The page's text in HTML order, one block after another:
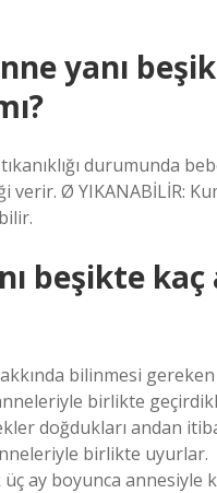
yanı beşik
durumunda
verir. Ø YIKANABİLİR:
beşikte kaç
bilinmesi
birlikte
doğdukları andan
birlikte uyurlar.
ay boyunca annesiyle